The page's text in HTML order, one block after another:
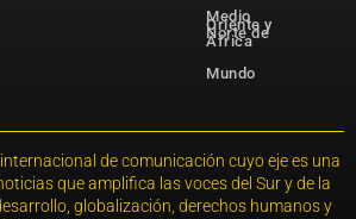
Medio
Oriente y
Norte de
África
Mundo
de comunicación cuyo eje es una
que amplifica las voces del Sur y de la
globalización, derechos humanos y